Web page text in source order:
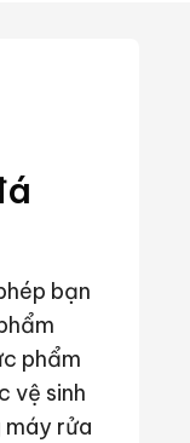
bạn
phẩm
vệ sinh
rửa